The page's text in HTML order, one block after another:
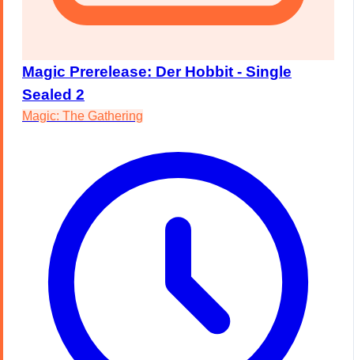
Magic Prerelease: Der Hobbit - Single
Sealed 2
Magic: The Gathering